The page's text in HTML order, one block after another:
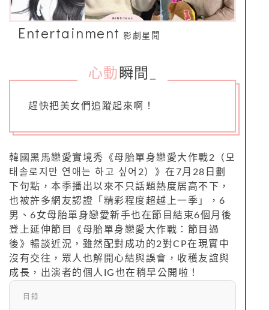
Entertainment 影劇星聞
心動 瞬間
趕快把美女們追蹤起來啊！
韓國黑馬戀愛實境秀《母胎單身戀愛大作戰2（모
태솔로지만 연애는 하고 싶어2）》在7月28日劃
下句點，本季播出以來不只話題熱度居高不下，
也被許多網友認證「精彩程度超越上一季」，6
男、6女母胎單身戀愛新手也在節目結束6個月後
登上延伸節目《母胎單身戀愛大作戰：節目過
後》暢談近況，雖然配對成功的2對CP在現實中
沒有交往，眾人也解開心結與誤會，收穫友誼與
成長，出演者的個人IG也在稍早公開啦！
目錄